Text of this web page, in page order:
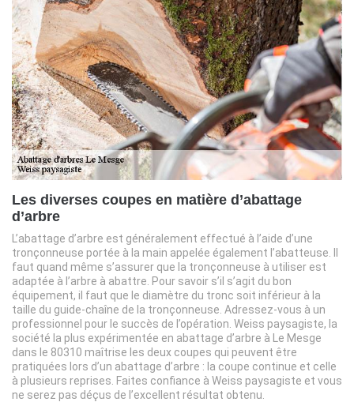
Les diverses coupes en matière d’abattage
d’arbre
L’abattage d’arbre est généralement effectué à l’aide d’une
tronçonneuse portée à la main appelée également l’abatteuse. Il
faut quand même s’assurer que la tronçonneuse à utiliser est
adaptée à l’arbre à abattre. Pour savoir s’il s’agit du bon
équipement, il faut que le diamètre du tronc soit inférieur à la
taille du guide-chaîne de la tronçonneuse. Adressez-vous à un
professionnel pour le succès de l’opération. Weiss paysagiste, la
société la plus expérimentée en abattage d’arbre à Le Mesge
dans le 80310 maîtrise les deux coupes qui peuvent être
pratiquées lors d’un abattage d’arbre : la coupe continue et celle
à plusieurs reprises. Faites confiance à Weiss paysagiste et vous
ne serez pas déçus de l’excellent résultat obtenu.